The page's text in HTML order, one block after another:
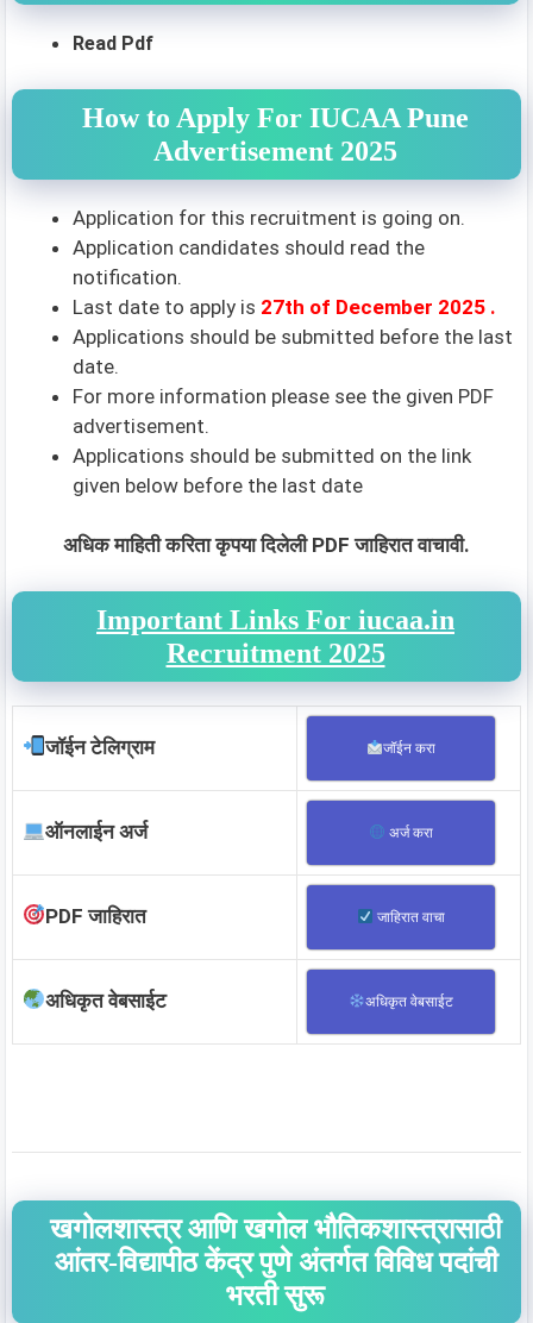
Read Pdf
How to Apply For IUCAA Pune
Advertisement 2025
Application for this recruitment is going on.
Application candidates should read the
notification.
Last date to apply is 27th of December 2025 .
Applications should be submitted before the last
date.
For more information please see the given PDF
advertisement.
Applications should be submitted on the link
given below before the last date
अधिक माहिती करिता कृपया दिलेली PDF जाहिरात वाचावी.
Important Links For iucaa.in
Recruitment 2025
जॉईन टेलिग्राम जॉईन करा
ऑनलाईन अर्ज अर्ज करा
PDF जाहिरात जाहिरात वाचा
अधिकृत वेबसाईट अधिकृत वेबसाईट
खगोलशास्त्र आणि खगोल भौतिकशास्त्रासाठी
आंतर-विद्यापीठ केंद्र पुणे अंतर्गत विविध पदांची
भरती सुरू